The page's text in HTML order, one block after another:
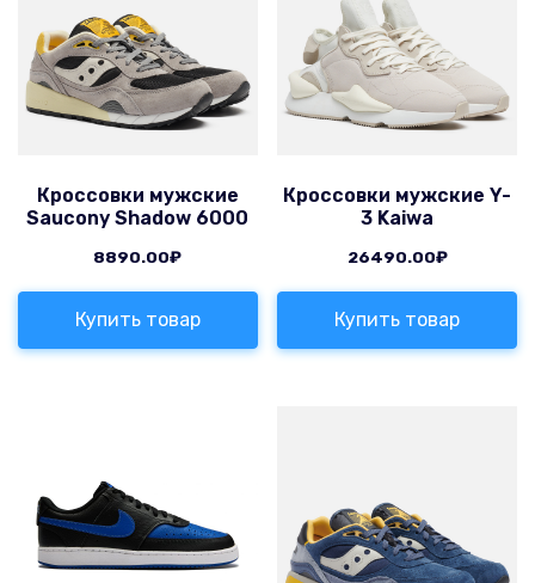
Кроссовки мужские
Saucony Shadow 6000
8890.00₽
Купить товар
Кроссовки мужские Y-
3 Kaiwa
26490.00₽
Купить товар